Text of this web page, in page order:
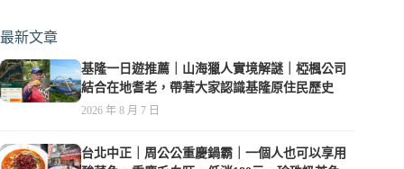
最新文章
基隆一日遊推薦｜山海獵人實境解謎｜椏楓公司
結合在地耆老，帶著大家認識基隆原住民歷史
2026 年 8 月 7 日
台北中正｜周公公重慶鍋霸｜一個人也可以享用